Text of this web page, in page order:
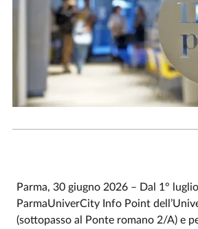
Parma, 30 giugno 2026 – Dal 1°
ParmaUniverCity Info Point
(sottopasso al Ponte romano 2/A) e